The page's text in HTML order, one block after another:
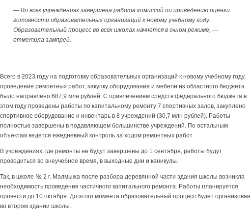
— Во всех учреждениях завершена работа комиссий по проведению оценки
готовности образовательных организаций к новому учебному году.
Образовательный процесс во всех школах начнется в очном режиме, —
отметила зампред.
Всего в 2023 году на подготовку образовательных организаций к новому учебному году,
проведение ремонтных работ, закупку оборудования и мебели из областного бюджета
было направлено 687,9 млн рублей. С привлечением средств федерального бюджета в
этом году проведены работы по капитальному ремонту 7 спортивных залов, закуплено
спортивное оборудование и инвентарь в 8 учреждений (30,7 млн рублей). Работы
полностью завершены в подавляющем большинстве учреждений. По остальным
объектам ведется ежедневный контроль за ходом ремонтных работ.
В учреждениях, где ремонты не будут завершены до 1 сентября, работы будут
проводиться во внеучебное время, в выходные дни и каникулы.
Так, в школе № 2 г. Малмыжа после разбора деревянной части здания школы возникла
необходимость проведения частичного капитального ремонта. Работы планируется
провести до 10 октября. До этого момента образовательный процесс будет организован
во втором здании школы.